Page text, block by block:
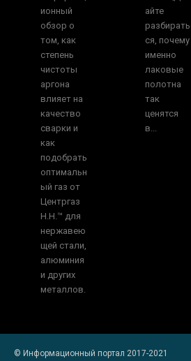
ионный
обзор о
том, как
степень
чистоты
аргона
влияет на
качество
сварки и
как
подобрать
оптимальн
ый газ от
Центргаз
Н.Н.™ для
нержавею
щей стали,
алюминия
и других
металлов.
айте
разбирать
ся, почему
именно
лаковые
полотна
так
ценятся
в...
© Информационный портал 2017-2021